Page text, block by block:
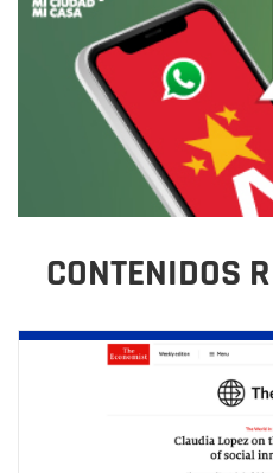
CONTENIDOS